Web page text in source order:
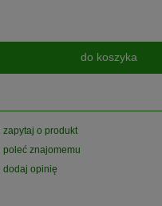
do koszyka
zapytaj o produkt
poleć znajomemu
dodaj opinię